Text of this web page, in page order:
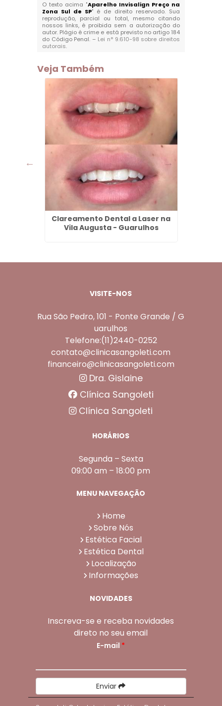
O texto acima "Aparelho Invisalign Preço na
Zona Sul de SP" é de direito reservado. Sua
reprodução, parcial ou total, mesmo citando
nossos links, é proibida sem a autorização do
autor. Plágio é crime e está previsto no artigo 184
do Código Penal. – Lei n° 9.610-98 sobre direitos
autorais.
Veja Também
Clareamento Dental a Laser na
Vila Augusta - Guarulhos
VISITE-NOS
Rua São Pedro, 101 - Ponte Grande / G
uarulhos
Telefone:(11)2440-0252
contato@clinicasangoleti.com
financeiro@clinicasangoleti.com
Dra. Gislaine
Clínica Sangoleti
Clínica Sangoleti
HORÁRIOS
Segunda – Sexta
09:00 am – 18:00 pm
MENU NAVEGAÇÃO
Home
Sobre Nós
Estética Facial
Estética Dental
Localização
Informações
NOVIDADES
Inscreva-se e receba novidades
direto no seu email
E-mail *
Enviar